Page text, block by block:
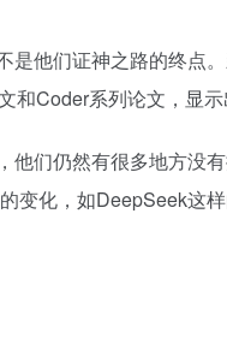
他们证神之路的终点
Coder系列论文，显示
们仍然有很多地方没
变化，如DeepSeek这